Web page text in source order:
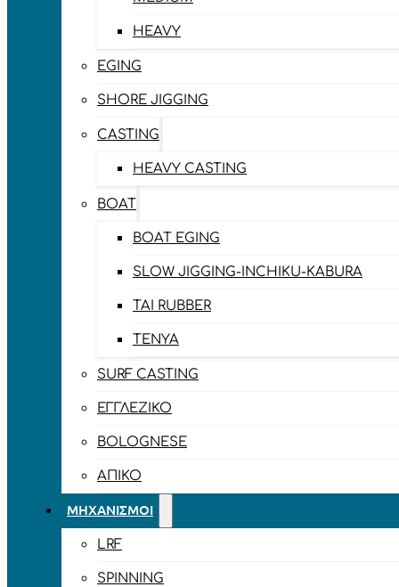
HEAVY
EGING
SHORE JIGGING
CASTING
HEAVY CASTING
BOAT
BOAT EGING
SLOW JIGGING-INCHIKU-KABURA
TAI RUBBER
TENYA
SURF CASTING
ΕΓΓΛΈΖΙΚΟ
BOLOGNESE
ΑΠΊΚΟ
ΜΗΧΑΝΙΣΜΟΊ
LRF
SPINNING